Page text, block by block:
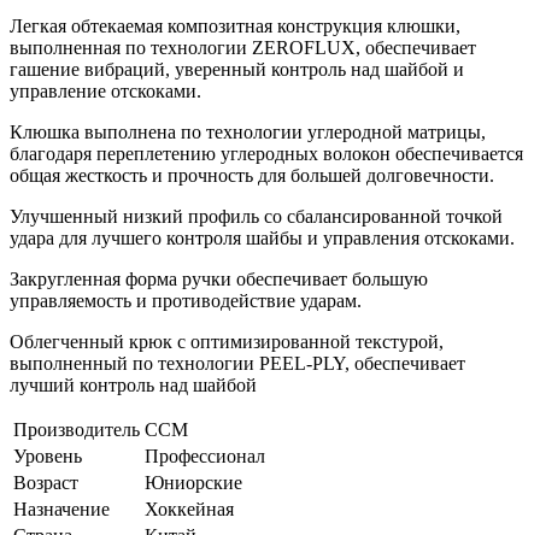
Легкая обтекаемая композитная конструкция клюшки,
выполненная по технологии ZEROFLUX, обеспечивает
гашение вибраций, уверенный контроль над шайбой и
управление отскоками.
Клюшка выполнена по технологии углеродной матрицы,
благодаря переплетению углеродных волокон обеспечивается
общая жесткость и прочность для большей долговечности.
Улучшенный низкий профиль со сбалансированной точкой
удара для лучшего контроля шайбы и управления отскоками.
Закругленная форма ручки обеспечивает большую
управляемость и противодействие ударам.
Облегченный крюк с оптимизированной текстурой,
выполненный по технологии PEEL-PLY, обеспечивает
лучший контроль над шайбой
Производитель CCM
Уровень
Профессионал
Возраст
Юниорские
Назначение
Хоккейная